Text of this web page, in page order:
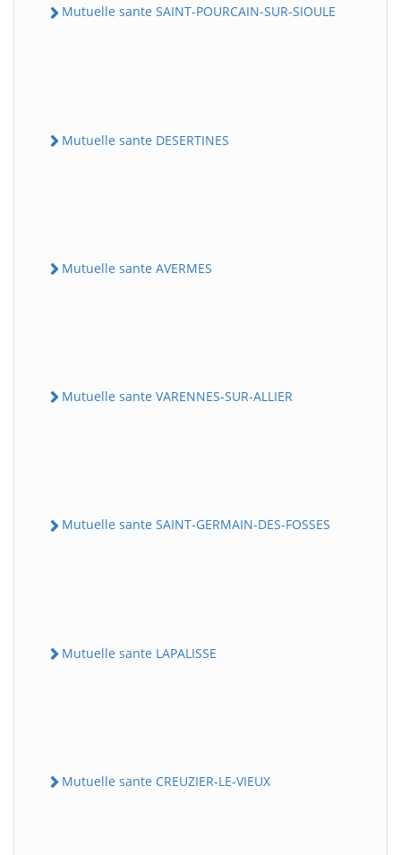
Mutuelle sante SAINT-POURCAIN-SUR-SIOULE
Mutuelle sante DESERTINES
Mutuelle sante AVERMES
Mutuelle sante VARENNES-SUR-ALLIER
Mutuelle sante SAINT-GERMAIN-DES-FOSSES
Mutuelle sante LAPALISSE
Mutuelle sante CREUZIER-LE-VIEUX